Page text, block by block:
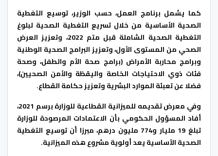
كما يشمل برنامج العمل، حسب الوزير، توسيع التغطية
الصحية الأساسية من خلال تسريع التغطية الصحية لبلوغ
التغطية الصحية الشاملة قبل متم 2022، وتعزيز العرض
الصحي من المستوى الأول، وتعزيز البرامج الصحية الوطنية
وبرامج محاربة الأمراض (برامج صحة الأم والطفل، وصحة
فئات ذوي الاحتياجات الخاصة واليقظة والأمن الصحيين)،
فضلا عن تعبئة الموارد البشرية وتعزيز حكامة القطاع.
وفي معرض تقديمه للميزانية القطاعية للوزارة برسم 2021،
أفاد المسؤول الحكومي بأن الاعتمادات المرصودة للوزارة
تبلغ 19 مليار و774 مليون درهم، مبرزا أن توسيع التغطية
الصحية الأساسية يعد أولوية مشروع هذه الميزانية.